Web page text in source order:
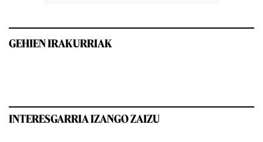
GEHIEN IRAKURRIAK
INTERESGARRIA IZANGO ZAIZU